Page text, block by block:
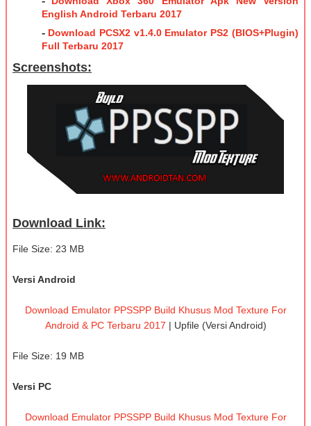
English Android Terbaru 2017
- Download PCSX2 v1.4.0 Emulator PS2 (BIOS+Plugin)
Full Terbaru 2017
Screenshots:
Download Link:
File Size: 23 MB
Versi Android
Download Emulator PPSSPP Build Khusus Mod Texture For
Android & PC Terbaru 2017 | Upfile (Versi Android)
File Size: 19 MB
Versi PC
Download Emulator PPSSPP Build Khusus Mod Texture For